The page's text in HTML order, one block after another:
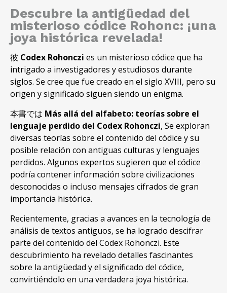
Descubre la antigüedad del
misterioso códice Rohonc: ¡una
joya histórica revelada!
彼 Codex Rohonczi es un misterioso códice que ha
intrigado a investigadores y estudiosos durante
siglos. Se cree que fue creado en el siglo XVIII, pero su
origen y significado siguen siendo un enigma.
本書では Más allá del alfabeto: teorías sobre el
lenguaje perdido del Codex Rohonczi, Se exploran
diversas teorías sobre el contenido del códice y su
posible relación con antiguas culturas y lenguajes
perdidos. Algunos expertos sugieren que el códice
podría contener información sobre civilizaciones
desconocidas o incluso mensajes cifrados de gran
importancia histórica.
Recientemente, gracias a avances en la tecnología de
análisis de textos antiguos, se ha logrado descifrar
parte del contenido del Codex Rohonczi. Este
descubrimiento ha revelado detalles fascinantes
sobre la antigüedad y el significado del códice,
convirtiéndolo en una verdadera joya histórica.